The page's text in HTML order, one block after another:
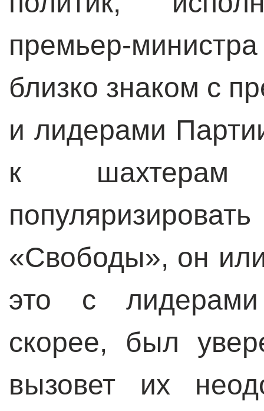
премьер-
близко знаком с
и лидерами
к шахтерам
«Свободы», он
это с лидерами
скорее, был
вызовет их